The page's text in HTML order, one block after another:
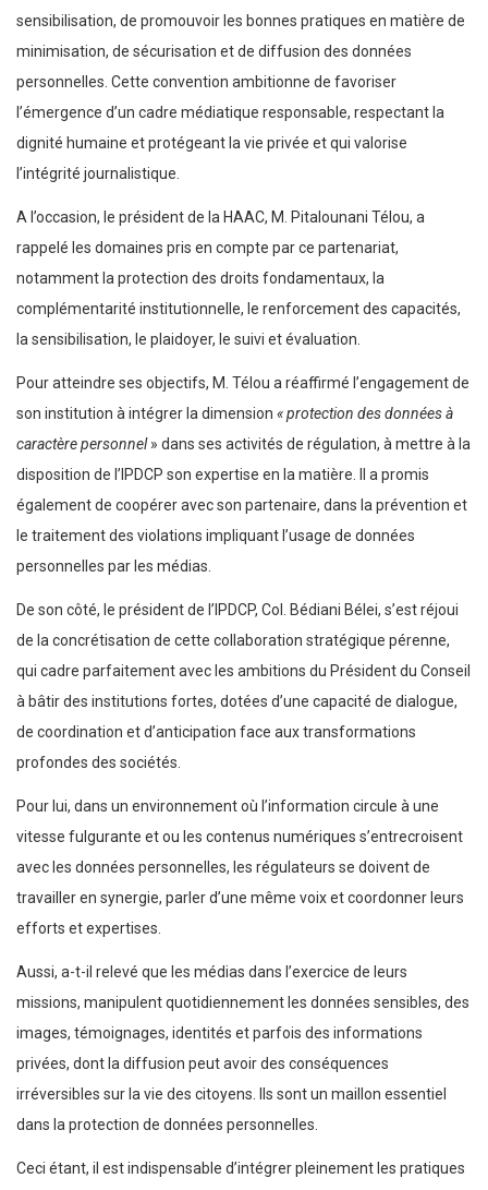
sensibilisation, de promouvoir les bonnes pratiques en matière de
minimisation, de sécurisation et de diffusion des données
personnelles. Cette convention ambitionne de favoriser
l’émergence d’un cadre médiatique responsable, respectant la
dignité humaine et protégeant la vie privée et qui valorise
l’intégrité journalistique.
A l’occasion, le président de la HAAC, M. Pitalounani Télou, a
rappelé les domaines pris en compte par ce partenariat,
notamment la protection des droits fondamentaux, la
complémentarité institutionnelle, le renforcement des capacités,
la sensibilisation, le plaidoyer, le suivi et évaluation.
Pour atteindre ses objectifs, M. Télou a réaffirmé l’engagement de
son institution à intégrer la dimension « protection des données à
caractère personnel» dans ses activités de régulation, à mettre à la
disposition de l’IPDCP son expertise en la matière. Il a promis
également de coopérer avec son partenaire, dans la prévention et
le traitement des violations impliquant l’usage de données
personnelles par les médias.
De son côté, le président de l’IPDCP, Col. Bédiani Bélei, s’est réjoui
de la concrétisation de cette collaboration stratégique pérenne,
qui cadre parfaitement avec les ambitions du Président du Conseil
à bâtir des institutions fortes, dotées d’une capacité de dialogue,
de coordination et d’anticipation face aux transformations
profondes des sociétés.
Pour lui, dans un environnement où l’information circule à une
vitesse fulgurante et ou les contenus numériques s’entrecroisent
avec les données personnelles, les régulateurs se doivent de
travailler en synergie, parler d’une même voix et coordonner leurs
efforts et expertises.
Aussi, a-t-il relevé que les médias dans l’exercice de leurs
missions, manipulent quotidiennement les données sensibles, des
images, témoignages, identités et parfois des informations
privées, dont la diffusion peut avoir des conséquences
irréversibles sur la vie des citoyens. Ils sont un maillon essentiel
dans la protection de données personnelles.
Ceci étant, il est indispensable d’intégrer pleinement les pratiques